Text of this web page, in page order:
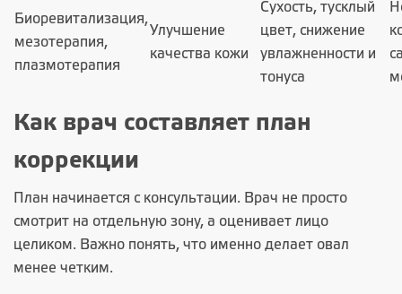
Биоревитализация,
мезотерапия,
плазмотерапия
Улучшение
качества кожи
Сухость, тусклый
цвет, снижение
увлажненности и
тонуса
Как врач составляет план
коррекции
План начинается с консультации. Врач не просто
смотрит на отдельную зону, а оценивает лицо
целиком. Важно понять, что именно делает овал
менее четким.